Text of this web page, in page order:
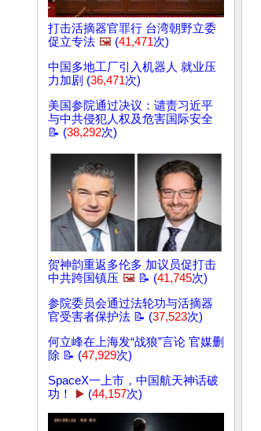
打击活摘器官罪行 台湾朝野立委
促立专法 🖼️ (41,471次)
中国多地工厂引入机器人 就业压
力加剧 (36,471次)
美国参院通过决议：谴责习近平
与中共侵犯人权及危害国际安全
📝 (38,292次)
贺神韵重返多伦多 加议员促打击
中共跨国镇压 🖼️ 📝 (41,745次)
参院委员会通过法轮功与活摘器
官受害者保护法 📝 (37,523次)
何立峰在上海发“战狼”言论 官媒删
除 📝 (47,929次)
SpaceX一上市，中国航天神话破
功！
▶️ (44,157次)